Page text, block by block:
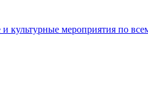
культурные мероприятия по